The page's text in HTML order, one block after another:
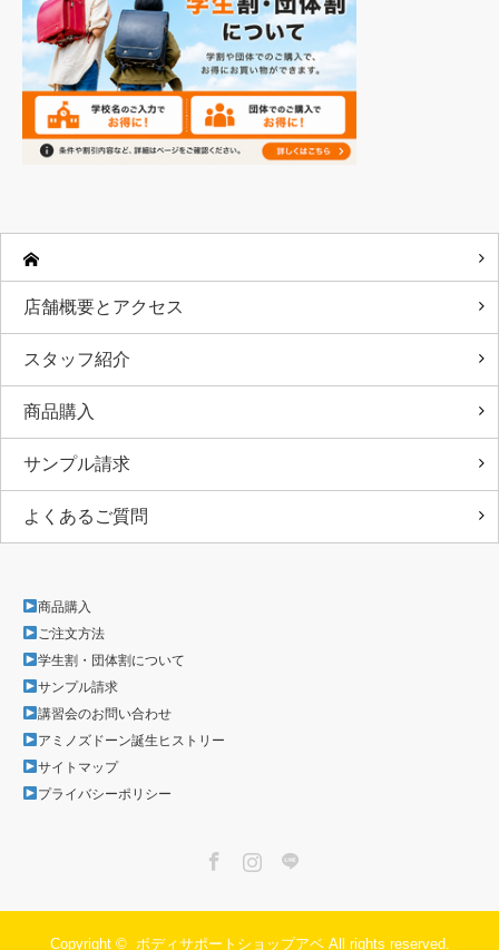
店舗概要とアクセス
スタッフ紹介
商品購入
サンプル請求
よくあるご質問
商品購入
ご注文方法
学生割・団体割について
サンプル請求
講習会のお問い合わせ
アミノズドーン誕生ヒストリー
サイトマップ
プライバシーポリシー
Copyright © ボディサポートショップアベAll rights reserved.